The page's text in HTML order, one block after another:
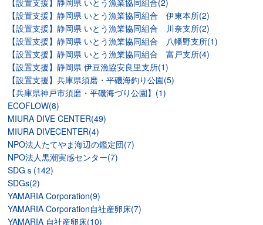
【設置支援】静岡県 いとう漁業協同組合(2)
【設置支援】静岡県 いとう漁業協同組合 伊東本所(2)
【設置支援】静岡県 いとう漁業協同組合 川奈支所(2)
【設置支援】静岡県 いとう漁業協同組合 八幡野支所(1)
【設置支援】静岡県 いとう漁業協同組合 富戸支所(4)
【設置支援】静岡県 伊豆漁協安良里支所(1)
【設置支援】兵庫県須磨・平磯海釣り公園(5)
【兵庫県神戸市須磨・平磯海づり公園】(1)
ECOFLOW(8)
MIURA DIVE CENTER(49)
MIURA DIVECENTER(4)
NPO法人たてやま海辺の鑑定団(7)
NPO法人黒潮実感センター(7)
SDGｓ(142)
SDGs(2)
YAMARIA Corporation(9)
YAMARIA Corporation自社産卵床(7)
YAMARIA 自社産卵床(10)